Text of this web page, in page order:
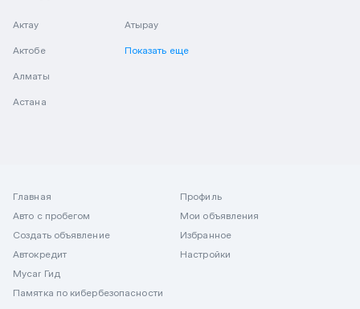
Актау
Актобе
Алматы
Астана
Атырау
Показать еще
Главная
Авто с пробегом
Создать объявление
Автокредит
Mycar Гид
Памятка по кибербезопасности
Профиль
Мои объявления
Избранное
Настройки